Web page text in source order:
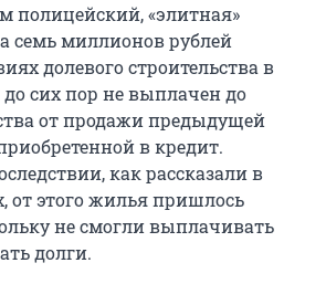
полицейский, «элитная»
семь миллионов рублей
долевого строительства в
сих пор не выплачен до
от продажи предыдущей
в кредит.
как рассказали в
от этого жилья пришлось
не смогли выплачивать
долги.